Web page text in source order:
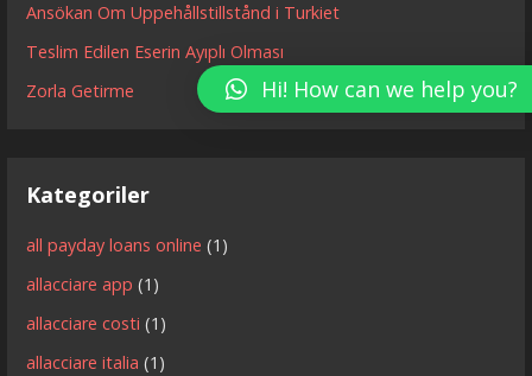
Ansökan Om Uppehållstillstånd i Turkiet
Teslim Edilen Eserin Ayıplı Olması
Zorla Getirme
Kategoriler
all payday loans online (1)
allacciare app (1)
allacciare costi (1)
allacciare italia (1)
Hi! How can we help you?